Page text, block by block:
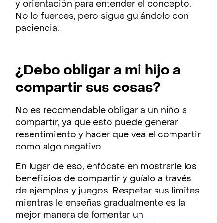
y orientación para entender el concepto.
No lo fuerces, pero sigue guiándolo con
paciencia.
¿Debo obligar a mi hijo a
compartir sus cosas?
No es recomendable obligar a un niño a
compartir, ya que esto puede generar
resentimiento y hacer que vea el compartir
como algo negativo.
En lugar de eso, enfócate en mostrarle los
beneficios de compartir y guíalo a través
de ejemplos y juegos. Respetar sus límites
mientras le enseñas gradualmente es la
mejor manera de fomentar un